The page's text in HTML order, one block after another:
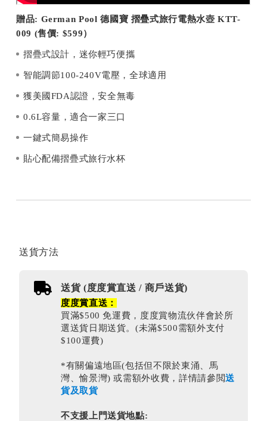
贈品: German Pool 德國寶 摺疊式旅行電熱水壺 KTT-
009 (售價: $599）
摺疊式設計，迷你輕巧便攜
智能調節100-240V電壓，全球適用
獲美國FDA認證，安全無毒
0.6L容量，適合一家三口
一鍵式簡易操作
貼心配備摺疊式旅行水杯
送貨方法
送貨 (度度賞直送 / 商戶送貨)
度度賞直送：
買滿$500 免運費，度度賞物流伙伴會於所
選送貨日期送貨。(未滿$500需額外支付
$100運費)
*有關偏遠地區(包括但不限於東涌、馬
灣、愉景灣) 或需額外收費，詳情請參閲送
貨及取貨
不支援上門送貨地點: